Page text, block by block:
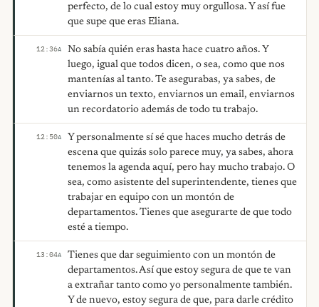
perfecto, de lo cual estoy muy orgullosa. Y así fue
que supe que eras Eliana.
12:36A
No sabía quién eras hasta hace cuatro años. Y
luego, igual que todos dicen, o sea, como que nos
mantenías al tanto. Te asegurabas, ya sabes, de
enviarnos un texto, enviarnos un email, enviarnos
un recordatorio además de todo tu trabajo.
12:50A
Y personalmente sí sé que haces mucho detrás de
escena que quizás solo parece muy, ya sabes, ahora
tenemos la agenda aquí, pero hay mucho trabajo. O
sea, como asistente del superintendente, tienes que
trabajar en equipo con un montón de
departamentos. Tienes que asegurarte de que todo
esté a tiempo.
13:04A
Tienes que dar seguimiento con un montón de
departamentos. Así que estoy segura de que te van
a extrañar tanto como yo personalmente también.
Y de nuevo, estoy segura de que, para darle crédito